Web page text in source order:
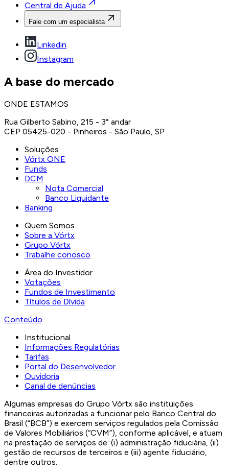
Central de Ajuda
Fale com um especialista
Linkedin
Instagram
A base do mercado
ONDE ESTAMOS
Rua Gilberto Sabino, 215 - 3° andar
CEP 05425-020 - Pinheiros - São Paulo, SP
Soluções
Vórtx ONE
Funds
DCM
Nota Comercial
Banco Liquidante
Banking
Quem Somos
Sobre a Vórtx
Grupo Vórtx
Trabalhe conosco
Área do Investidor
Votações
Fundos de Investimento
Títulos de Dívida
Conteúdo
Institucional
Informações Regulatórias
Tarifas
Portal do Desenvolvedor
Ouvidoria
Canal de denúncias
Algumas empresas do Grupo Vórtx são instituições
financeiras autorizadas a funcionar pelo Banco Central do
Brasil (“BCB”) e exercem serviços regulados pela Comissão
de Valores Mobiliários (“CVM”), conforme aplicável, e atuam
na prestação de serviços de: (i) administração fiduciária, (ii)
gestão de recursos de terceiros e (iii) agente fiduciário,
dentre outros.